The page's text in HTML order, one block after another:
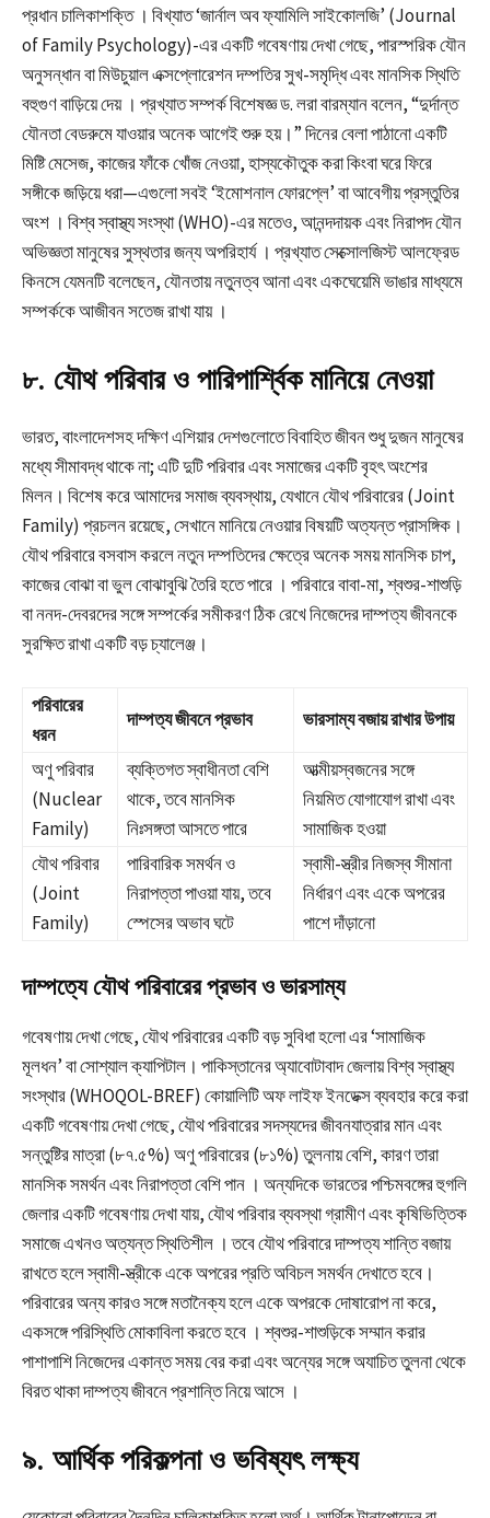
প্রধান চালিকাশক্তি । বিখ্যাত ‘জার্নাল অব ফ্যামিলি সাইকোলজি’ (Journal
of Family Psychology)-এর একটি গবেষণায় দেখা গেছে, পারস্পরিক যৌন
অনুসন্ধান বা মিউচুয়াল এক্সপ্লোরেশন দম্পতির সুখ-সমৃদ্ধি এবং মানসিক স্থিতি
বহুগুণ বাড়িয়ে দেয় । প্রখ্যাত সম্পর্ক বিশেষজ্ঞ ড. লরা বারম্যান বলেন, “দুর্দান্ত
যৌনতা বেডরুমে যাওয়ার অনেক আগেই শুরু হয়।” দিনের বেলা পাঠানো একটি
মিষ্টি মেসেজ, কাজের ফাঁকে খোঁজ নেওয়া, হাস্যকৌতুক করা কিংবা ঘরে ফিরে
সঙ্গীকে জড়িয়ে ধরা—এগুলো সবই ‘ইমোশনাল ফোরপ্লে’ বা আবেগীয় প্রস্তুতির
অংশ । বিশ্ব স্বাস্থ্য সংস্থা (WHO)-এর মতেও, আনন্দদায়ক এবং নিরাপদ যৌন
অভিজ্ঞতা মানুষের সুস্থতার জন্য অপরিহার্য । প্রখ্যাত সেক্সোলজিস্ট আলফ্রেড
কিনসে যেমনটি বলেছেন, যৌনতায় নতুনত্ব আনা এবং একঘেয়েমি ভাঙার মাধ্যমে
সম্পর্ককে আজীবন সতেজ রাখা যায় ।
৮. যৌথ পরিবার ও পারিপার্শ্বিক মানিয়ে নেওয়া
ভারত, বাংলাদেশসহ দক্ষিণ এশিয়ার দেশগুলোতে বিবাহিত জীবন শুধু দুজন মানুষের
মধ্যে সীমাবদ্ধ থাকে না; এটি দুটি পরিবার এবং সমাজের একটি বৃহৎ অংশের
মিলন। বিশেষ করে আমাদের সমাজ ব্যবস্থায়, যেখানে যৌথ পরিবারের (Joint
Family) প্রচলন রয়েছে, সেখানে মানিয়ে নেওয়ার বিষয়টি অত্যন্ত প্রাসঙ্গিক।
যৌথ পরিবারে বসবাস করলে নতুন দম্পতিদের ক্ষেত্রে অনেক সময় মানসিক চাপ,
কাজের বোঝা বা ভুল বোঝাবুঝি তৈরি হতে পারে । পরিবারে বাবা-মা, শ্বশুর-শাশুড়ি
বা ননদ-দেবরদের সঙ্গে সম্পর্কের সমীকরণ ঠিক রেখে নিজেদের দাম্পত্য জীবনকে
সুরক্ষিত রাখা একটি বড় চ্যালেঞ্জ।
পরিবারের
ধরন
দাম্পত্য জীবনে প্রভাব ভারসাম্য বজায় রাখার উপায়
অণু পরিবার
(Nuclear
Family)
ব্যক্তিগত স্বাধীনতা বেশি
থাকে, তবে মানসিক
নিঃসঙ্গতা আসতে পারে
আত্মীয়স্বজনের সঙ্গে
নিয়মিত যোগাযোগ রাখা এবং
সামাজিক হওয়া
যৌথ পরিবার
(Joint
Family)
পারিবারিক সমর্থন ও
নিরাপত্তা পাওয়া যায়, তবে
স্পেসের অভাব ঘটে
স্বামী-স্ত্রীর নিজস্ব সীমানা
নির্ধারণ এবং একে অপরের
পাশে দাঁড়ানো
দাম্পত্যে যৌথ পরিবারের প্রভাব ও ভারসাম্য
গবেষণায় দেখা গেছে, যৌথ পরিবারের একটি বড় সুবিধা হলো এর ‘সামাজিক
মূলধন’ বা সোশ্যাল ক্যাপিটাল। পাকিস্তানের অ্যাবোটাবাদ জেলায় বিশ্ব স্বাস্থ্য
সংস্থার (WHOQOL-BREF) কোয়ালিটি অফ লাইফ ইনডেক্স ব্যবহার করে করা
একটি গবেষণায় দেখা গেছে, যৌথ পরিবারের সদস্যদের জীবনযাত্রার মান এবং
সন্তুষ্টির মাত্রা (৮৭.৫%) অণু পরিবারের (৮১%) তুলনায় বেশি, কারণ তারা
মানসিক সমর্থন এবং নিরাপত্তা বেশি পান । অন্যদিকে ভারতের পশ্চিমবঙ্গের হুগলি
জেলার একটি গবেষণায় দেখা যায়, যৌথ পরিবার ব্যবস্থা গ্রামীণ এবং কৃষিভিত্তিক
সমাজে এখনও অত্যন্ত স্থিতিশীল । তবে যৌথ পরিবারে দাম্পত্য শান্তি বজায়
রাখতে হলে স্বামী-স্ত্রীকে একে অপরের প্রতি অবিচল সমর্থন দেখাতে হবে।
পরিবারের অন্য কারও সঙ্গে মতানৈক্য হলে একে অপরকে দোষারোপ না করে,
একসঙ্গে পরিস্থিতি মোকাবিলা করতে হবে । শ্বশুর-শাশুড়িকে সম্মান করার
পাশাপাশি নিজেদের একান্ত সময় বের করা এবং অন্যের সঙ্গে অযাচিত তুলনা থেকে
বিরত থাকা দাম্পত্য জীবনে প্রশান্তি নিয়ে আসে ।
৯. আর্থিক পরিকল্পনা ও ভবিষ্যৎ লক্ষ্য